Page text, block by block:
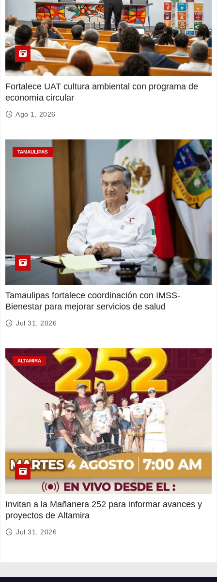
Fortalece UAT cultura ambiental con programa de
economía circular
Ago 1, 2026
TAMAULIPAS
Tamaulipas fortalece coordinación con IMSS-
Bienestar para mejorar servicios de salud
Jul 31, 2026
ALTAMIRA
Invitan a la Mañanera 252 para informar avances y
proyectos de Altamira
Jul 31, 2026